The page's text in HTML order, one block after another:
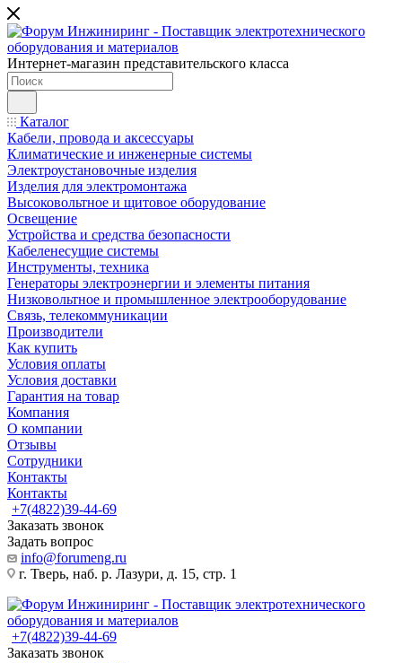
Интернет-магазин представительского класса
Каталог
Кабели, провода и аксессуары
Климатические и инженерные системы
Электроустановочные изделия
Изделия для электромонтажа
Высоковольтное и щитовое оборудование
Освещение
Устройства и средства безопасности
Кабеленесущие системы
Инструменты, техника
Генераторы электроэнергии и элементы питания
Низковольтное и промышленное электрооборудование
Связь, телекоммуникации
Производители
Как купить
Условия оплаты
Условия доставки
Гарантия на товар
Компания
О компании
Отзывы
Сотрудники
Контакты
Контакты
+7(4822)39-44-69
Заказать звонок
Задать вопрос
info@forumeng.ru
г. Тверь, наб. р. Лазури, д. 15, стр. 1
+7(4822)39-44-69
Заказать звонок